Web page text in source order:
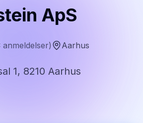
ApS
anmeldelser) Aarhus
1, 8210 Aarhus